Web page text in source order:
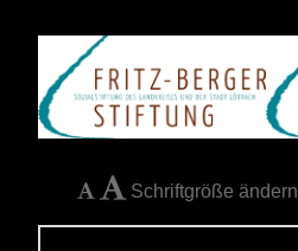
Schriftgröße ändern